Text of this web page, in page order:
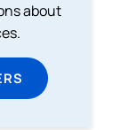
about